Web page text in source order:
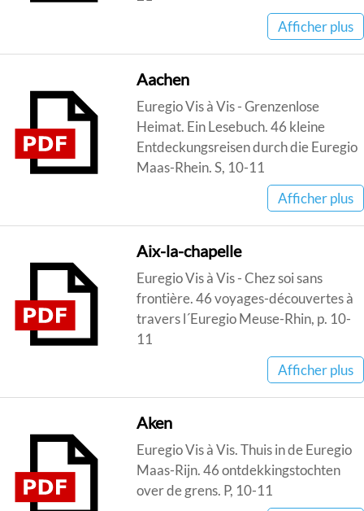
Afficher plus
Aachen
Euregio Vis à Vis - Grenzenlose
Heimat. Ein Lesebuch. 46 kleine
Entdeckungsreisen durch die Euregio
Maas-Rhein. S, 10-11
Afficher plus
Aix-la-chapelle
Euregio Vis à Vis - Chez soi sans
frontière. 46 voyages-découvertes à
travers l´Euregio Meuse-Rhin, p. 10-
11
Afficher plus
Aken
Euregio Vis à Vis. Thuis in de Euregio
Maas-Rijn. 46 ontdekkingstochten
over de grens. P, 10-11